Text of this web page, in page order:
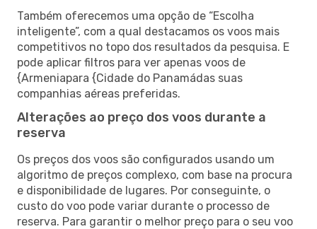
Também oferecemos uma opção de “Escolha
inteligente”, com a qual destacamos os voos mais
competitivos no topo dos resultados da pesquisa. E
pode aplicar filtros para ver apenas voos de
{Armeniapara {Cidade do Panamádas suas
companhias aéreas preferidas.
Alterações ao preço dos voos durante a
reserva
Os preços dos voos são configurados usando um
algoritmo de preços complexo, com base na procura
e disponibilidade de lugares. Por conseguinte, o
custo do voo pode variar durante o processo de
reserva. Para garantir o melhor preço para o seu voo